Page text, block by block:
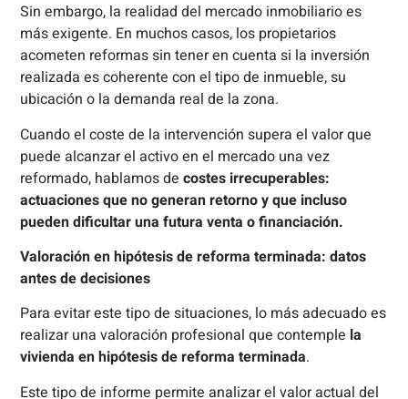
Sin embargo, la realidad del mercado inmobiliario es
más exigente. En muchos casos, los propietarios
acometen reformas sin tener en cuenta si la inversión
realizada es coherente con el tipo de inmueble, su
ubicación o la demanda real de la zona.
Cuando el coste de la intervención supera el valor que
puede alcanzar el activo en el mercado una vez
reformado, hablamos decostes irrecuperables:
actuaciones que no generan retorno y que incluso
pueden dificultar una futura venta o financiación.
Valoración en hipótesis de reforma terminada: datos
antes de decisiones
Para evitar este tipo de situaciones, lo más adecuado es
realizar una valoración profesional que contemple la
vivienda en hipótesis de reforma terminada.
Este tipo de informe permite analizar el valor actual del